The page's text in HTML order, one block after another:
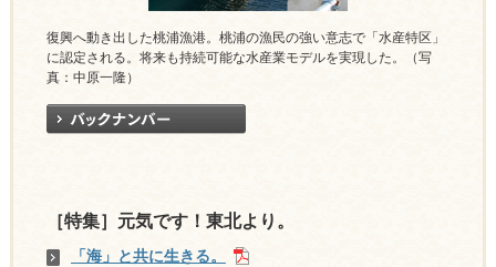
復興へ動き出した桃浦漁港。桃浦の漁民の強い意志で「水産特区」
に認定される。将来も持続可能な水産業モデルを実現した。（写
真：中原一隆）
［特集］元気です！東北より。
「海」と共に生きる。